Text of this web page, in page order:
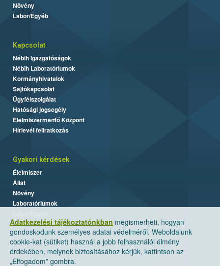
Adatkezelési tájékoztatónkban megismerheti, hogyan
gondoskodunk személyes adatai védelméről. Weboldalunk
cookie-kat (sütiket) használ a jobb felhasználói élmény
érdekében, melynek biztosításához kérjük, kattintson az
„Elfogadom” gombra.
Növény
Labor/Egyéb
Kapcsolat
Nébih Igazgatóságok
Nébih Laboratóriumok
Kormányhivatalok
Sajtókapcsolat
Ügyfélszolgálat
Hatósági jogsegély
Élelmiszermentő Központ
Hírlevél feliratkozás
Gyakori kérdések
Élelmiszer
Állat
Növény
Laboratóriumok